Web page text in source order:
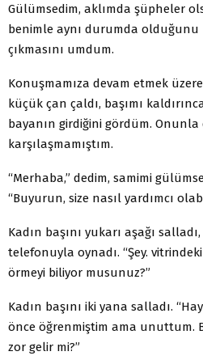
Gülümsedim, aklımda şüpheler
benimle aynı durumda
çıkmasını umdum.
Konuşmamıza devam etmek
küçük çan çaldı, başımı
bayanın girdiğini gördüm.
karşılaşmamıştım.
“Merhaba,” dedim, samimi
“Buyurun, size nasıl yardımcı
Kadın başını yukarı aşağı
telefonuyla oynadı. “Şey.
örmeyi biliyor musunuz?”
Kadın başını iki yana salladı.
önce öğrenmiştim ama unuttum.
zor gelir mi?”